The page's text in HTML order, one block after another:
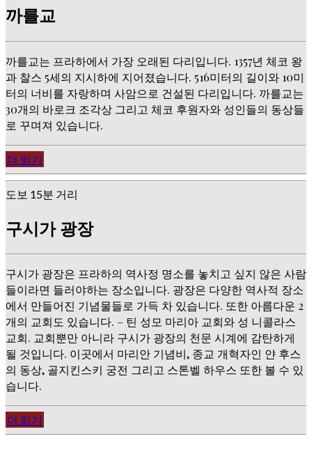
까를교
까를교는 프라하에서 가장 오래된 다리입니다. 1357년 체코 왕
과 찰스 5세의 지시하에 지어졌습니다. 516미터의 길이와 10미
터의 너비를 자랑하며 사암으로 건설된 다리입니다. 까를교는
30개의 바로크 조각상 그리고 체코 후원자와 성인들의 동상들
로 꾸며져 있습니다.
더 읽기
도보 15분 거리
구시가 광장
구시가 광장은 프라하의 역사정 명소를 놓치고 싶지 않은 사람
들이라면 들러야하는 장소입니다. 광장은 다양한 역사적 장소
에서 만들어진 기념물들로 가득 차 있습니다. 또한 아름다운 2
개의 교회도 있습니다. – 틴 성모 마리아 교회와 성 니콜라스
교회. 교회뿐만 아니라 구시가 광장의 천문 시계에 감탄하게
될 것입니다. 이곳에서 마리안 기념비, 종교 개혁자인 얀 후스
의 동상, 골지킨스키 궁전 그리고 스톤벨 하우스 또한 볼 수 있
습니다.
더 읽기